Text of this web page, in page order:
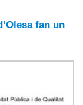
fan un